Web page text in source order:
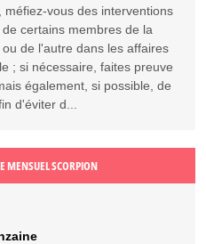
méfiez-vous des interventions
certains membres de la
de l'autre dans les affaires
; si nécessaire, faites preuve
également, si possible, de
d'éviter d...
MENSUEL SCORPION